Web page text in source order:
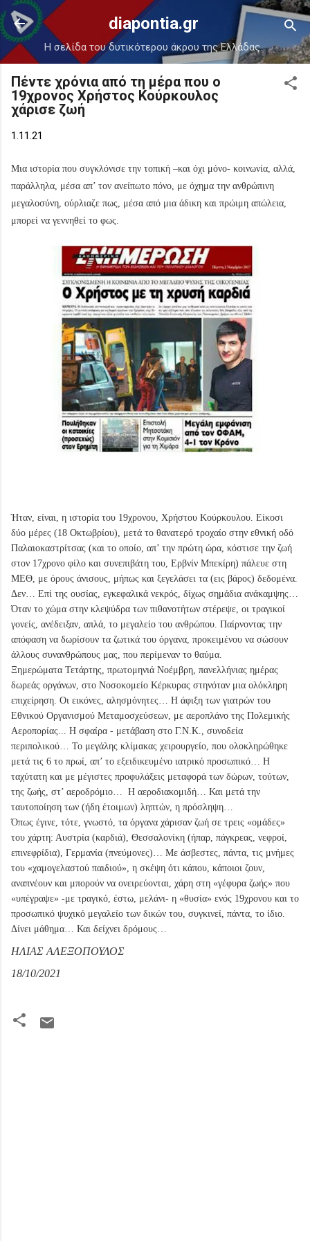
Μετάβαση στο κύριο περιεχόμενο
diapontia.gr
Η σελίδα του δυτικότερου άκρου της Ελλάδας.
Πέντε χρόνια από τη μέρα που ο
19χρονος Χρήστος Κούρκουλος
χάρισε ζωή
1.11.21
Μια ιστορία που συγκλόνισε την τοπική –και όχι μόνο- κοινωνία, αλλά,
παράλληλα, μέσα απ’ τον ανείπωτο πόνο, με όχημα την ανθρώπινη
μεγαλοσύνη, ούρλιαζε πως, μέσα από μια άδικη και πρώιμη απώλεια,
μπορεί να γεννηθεί το φως.
Ήταν, είναι, η ιστορία του 19χρονου, Χρήστου Κούρκουλου. Είκοσι
δύο μέρες (18 Οκτωβρίου), μετά το θανατερό τροχαίο στην εθνική οδό
Παλαιοκαστρίτσας (και το οποίο, απ’ την πρώτη ώρα, κόστισε την ζωή
στον 17χρονο φίλο και συνεπιβάτη του, Ερβνίν Μπεκίρη) πάλευε στη
ΜΕΘ, με όρους άνισους, μήπως και ξεγελάσει τα (εις βάρος) δεδομένα.
Δεν… Επί της ουσίας, εγκεφαλικά νεκρός, δίχως σημάδια ανάκαμψης…
Όταν το χώμα στην κλεψύδρα των πιθανοτήτων στέρεψε, οι τραγικοί
γονείς, ανέδειξαν, απλά, το μεγαλείο του ανθρώπου. Παίρνοντας την
απόφαση να δωρίσουν τα ζωτικά του όργανα, προκειμένου να σώσουν
άλλους συνανθρώπους μας, που περίμεναν το θαύμα.
Ξημερώματα Τετάρτης, πρωτομηνιά Νοέμβρη, πανελλήνιας ημέρας
δωρεάς οργάνων, στο Νοσοκομείο Κέρκυρας στηνόταν μια ολόκληρη
επιχείρηση. Οι εικόνες, αλησμόνητες… Η άφιξη των γιατρών του
Εθνικού Οργανισμού Μεταμοσχεύσεων, με αεροπλάνο της Πολεμικής
Αεροπορίας... Η σφαίρα - μετάβαση στο Γ.Ν.Κ., συνοδεία
περιπολικού… Το μεγάλης κλίμακας χειρουργείο, που ολοκληρώθηκε
μετά τις 6 το πρωί, απ’ το εξειδικευμένο ιατρικό προσωπικό… Η
ταχύτατη και με μέγιστες προφυλάξεις μεταφορά των δώρων, τούτων,
της ζωής, στ’ αεροδρόμιο… Η αεροδιακομιδή… Και μετά την
ταυτοποίηση των (ήδη έτοιμων) ληπτών, η πρόσληψη…
Όπως έγινε, τότε, γνωστό, τα όργανα χάρισαν ζωή σε τρεις «ομάδες»
του χάρτη: Αυστρία (καρδιά), Θεσσαλονίκη (ήπαρ, πάγκρεας, νεφροί,
επινεφρίδια), Γερμανία (πνεύμονες)… Με άσβεστες, πάντα, τις μνήμες
του «χαμογελαστού παιδιού», η σκέψη ότι κάπου, κάποιοι ζουν,
αναπνέουν και μπορούν να ονειρεύονται, χάρη στη «γέφυρα ζωής» που
«υπέγραψε» -με τραγικό, έστω, μελάνι- η «θυσία» ενός 19χρονου και το
προσωπικό ψυχικό μεγαλείο των δικών του, συγκινεί, πάντα, το ίδιο.
Δίνει μάθημα… Και δείχνει δρόμους…
ΗΛΙΑΣ ΑΛΕΞΟΠΟΥΛΟΣ
18/10/2021